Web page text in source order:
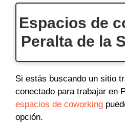
Espacios de
Peralta de la
Si estás buscando un sitio
conectado para trabajar en
espacios de coworking
opción.